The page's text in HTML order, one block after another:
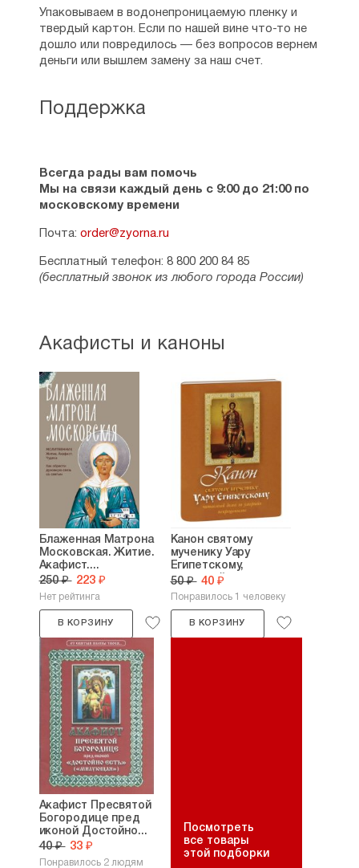
Поддержка
Всегда рады вам помочь
Мы на связи каждый день с 9:00 до 21:00 по
московскому времени
Почта: order@zyorna.ru
Бесплатный телефон: 8 800 200 84 85
(бесплатный звонок из любого города России)
Упаковываем в водонепроницаемую пленку и
твердый картон. Если по нашей вине что-то не
дошло или повредилось — без вопросов вернем
деньги или вышлем замену за наш счет.
Акафисты и каноны
Блаженная Матрона
Московская. Житие.
Акафист....
250 ₽ 223 ₽
Нет рейтинга
В КОРЗИНУ
Канон святому
мученику Уару
Египетскому,
читаемый...
50 ₽ 40 ₽
Понравилось 1 человеку
В КОРЗИНУ
Акафист Пресвятой
Богородице пред
иконой Достойно...
40 ₽ 33 ₽
Понравилось 2 людям
Посмотреть
все товары
этой подборки